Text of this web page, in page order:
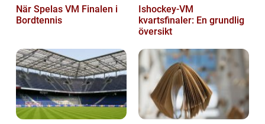
När Spelas VM Finalen i
Bordtennis
Ishockey-VM
kvartsfinaler: En grundlig
översikt